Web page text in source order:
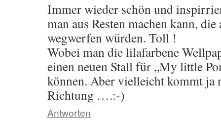
Immer wieder schön und
man aus Resten machen kann,
wegwerfen würden. Toll !
Wobei man die lilafarbene
einen neuen Stall für „My little
können. Aber vielleicht kommt ja
Richtung ….:-)
Antworten